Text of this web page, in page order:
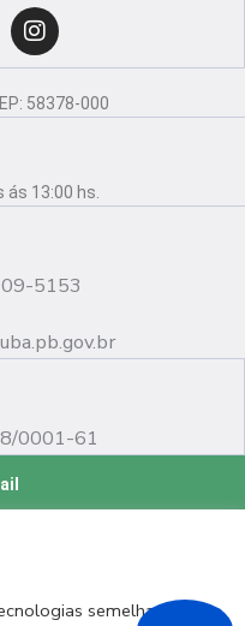
I
n
s
g
r
58378-000
13:00 hs.
5153
0001-61
semelhantes de